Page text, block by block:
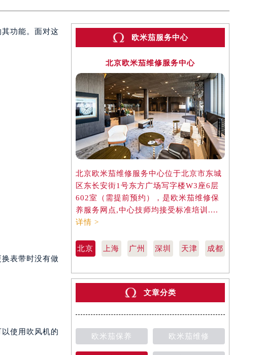
功能。面对这
表带时没有做
使用吹风机的
欧米茄服务中心
北京欧米茄维修服务中心
北京欧米茄维修服务中心位于北京市东城
区东长安街1号东方广场写字楼W3座6层
602室（需提前预约），是欧米茄维修保
养服务网点,中心技师均接受标准培训....
详情 >
北京 上海 广州 深圳 天津 成都
文章分类
欧米茄保养 欧米茄维修